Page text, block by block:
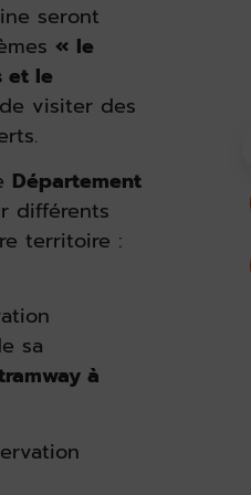
seront
« le
et le
visiter des
Département
différents
territoire :
sa
à